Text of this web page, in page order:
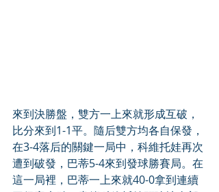
來到決勝盤，雙方一上來就形成互破，
比分來到1-1平。隨后雙方均各自保發，
在3-4落后的關鍵一局中，科維托娃再次
遭到破發，巴蒂5-4來到發球勝賽局。在
這一局裡，巴蒂一上來就40-0拿到連續